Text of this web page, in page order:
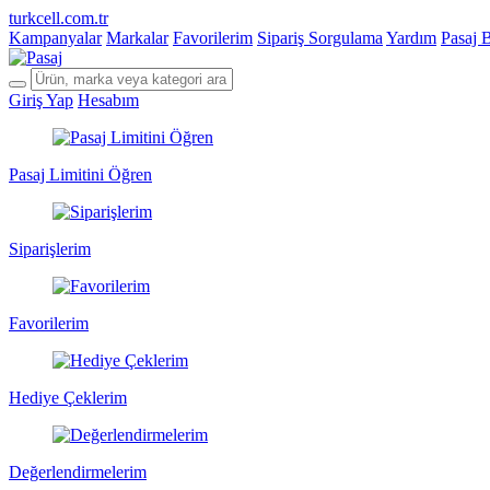
turkcell.com.tr
Kampanyalar Markalar Favorilerim Sipariş Sorgulama Yardım Pasaj
Giriş Yap Hesabım
Pasaj Limitini Öğren
Siparişlerim
Favorilerim
Hediye Çeklerim
Değerlendirmelerim